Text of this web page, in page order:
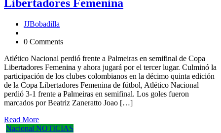
Libertadores Femenina
JJBobadilla
0 Comments
Atlético Nacional perdió frente a Palmeiras en semifinal de Copa
Libertadores Femenina y ahora jugará por el tercer lugar. Culminó la
participación de los clubes colombianos en la décimo quinta edición
de la Copa Libertadores Femenina de fútbol, Atlético Nacional
perdió 3-1 frente a Palmeiras en semifinal. Los goles fueron
marcados por Beatriz Zaneratto Joao […]
Read More
Nacional NOTICIAS